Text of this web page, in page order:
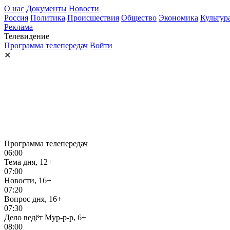
О нас Документы Новости
Россия Политика Происшествия Общество Экономика
Реклама
Телевидение
Программа телепередач Войти
✕
Программа телепередач
06:00
Тема дня, 12+
07:00
Новости, 16+
07:20
Вопрос дня, 16+
07:30
Дело ведёт Мур-р-р, 6+
08:00